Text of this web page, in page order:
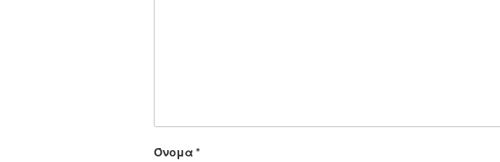
Όνομα*